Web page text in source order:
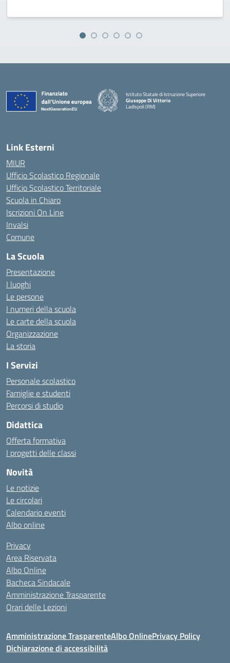
Istituto Statale di Istruzione Superiore
Giuseppe Di Vittorio
Ladispoli (RM)
Link Esterni
MIUR
Ufficio Scolastico Regionale
Ufficio Scolastico Territoriale
Scuola in Chiaro
Iscrizioni On Line
Invalsi
Comune
La Scuola
Presentazione
I luoghi
Le persone
I numeri della scuola
Le carte della scuola
Organizzazione
La storia
I Servizi
Personale scolastico
Famiglie e studenti
Percorsi di studio
Didattica
Offerta formativa
I progetti delle classi
Novità
Le notizie
Le circolari
Calendario eventi
Albo online
Privacy
Area Riservata
Albo Online
Bacheca Sindacale
Amministrazione Trasparente
Orari delle Lezioni
Amministrazione TrasparenteAlbo OnlinePrivacy Policy
Dichiarazione di accessibilità